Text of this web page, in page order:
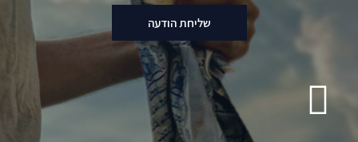
שליחת הודעה